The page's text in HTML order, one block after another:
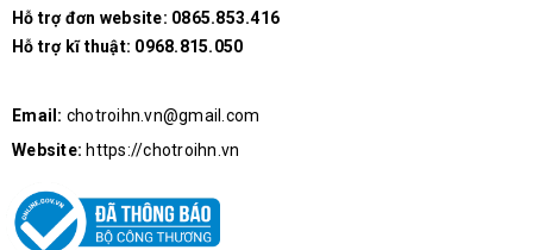
Website: https://chotroihn.vn
#thietbidientu #linhkiendientu #linhkien3M
Hỗ trợ đơn website: 0865.853.416
Hỗ trợ kĩ thuật: 0968.815.050
Email: chotroihn.vn@gmail.com
Website: https://chotroihn.vn